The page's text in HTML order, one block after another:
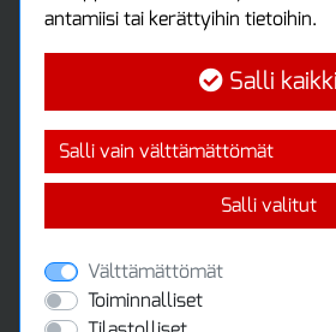
Tuottajankatu 13
Uutiskirje
Tilaa maksuton uutiskirjeemme
antamiisi tai kerättyihin tietoihin.
Salli kaikki
Salli vain välttämättömät
Salli valitut
Välttämättömät
Toiminnalliset